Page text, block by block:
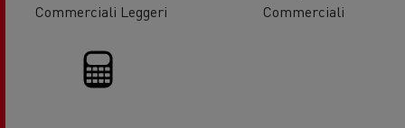
Commerciali Leggeri
Commerciali